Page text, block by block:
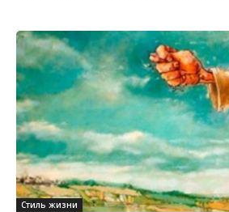
Стиль жизни